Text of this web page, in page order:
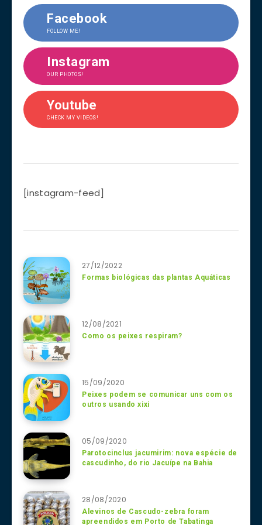
Facebook
FOLLOW ME!
Instagram
OUR PHOTOS!
Youtube
CHECK MY VIDEOS!
[instagram-feed]
27/12/2022
Formas biológicas das plantas Aquáticas
12/08/2021
Como os peixes respiram?
15/09/2020
Peixes podem se comunicar uns com os
outros usando xixi
05/09/2020
Parotocinclus jacumirim: nova espécie de
cascudinho, do rio Jacuípe na Bahia
28/08/2020
Alevinos de Cascudo-zebra foram
apreendidos em Porto de Tabatinga